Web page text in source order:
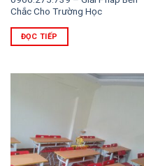
Chắc Cho Trường Học
ĐỌC TIẾP